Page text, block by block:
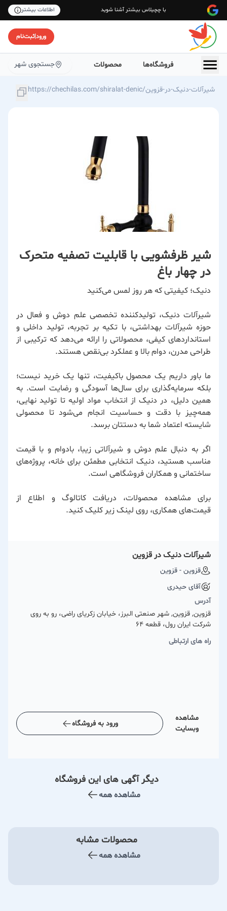
با چچیلاس بیشتر آشنا شوید اطلاعات بیشتر
ورود|ثبت‌نام
فروشگاه‌ها محصولات جستجوی شهر
https://chechilas.com/shiralat-denic/شیرآلات-دنیک-در-قزوین
شیر ظرفشویی با قابلیت تصفیه متحرک
در چهار باغ
دنیک؛ کیفیتی که هر روز لمس می‌کنید
شیرآلات دنیک، تولیدکننده تخصصی علم دوش و فعال در
حوزه شیرآلات بهداشتی، با تکیه بر تجربه، تولید داخلی و
استانداردهای کیفی، محصولاتی را ارائه می‌دهد که ترکیبی از
طراحی مدرن، دوام بالا و عملکرد بی‌نقص هستند.
ما باور داریم یک محصول باکیفیت، تنها یک خرید نیست؛
بلکه سرمایه‌گذاری برای سال‌ها آسودگی و رضایت است. به
همین دلیل، در دنیک از انتخاب مواد اولیه تا تولید نهایی،
همه‌چیز با دقت و حساسیت انجام می‌شود تا محصولی
شایسته اعتماد شما به دستتان برسد.
اگر به دنبال علم دوش و شیرآلاتی زیبا، بادوام و با قیمت
مناسب هستید، دنیک انتخابی مطمئن برای خانه، پروژه‌های
ساختمانی و همکاران فروشگاهی است.
برای مشاهده محصولات، دریافت کاتالوگ و اطلاع از
قیمت‌های همکاری، روی لینک زیر کلیک کنید.
شیرآلات دنیک در قزوین
قزوین - قزوین
آقای حیدری
آدرس
قزوین, قزوین, شهر صنعتی البرز، خیابان زکریای راضی، رو به روی
شرکت ایران رول، قطعه 64
راه های ارتباطی
مشاهده
وبسایت
ورود به فروشگاه
دیگر آگهی های این فروشگاه
مشاهده همه
محصولات مشابه
مشاهده همه